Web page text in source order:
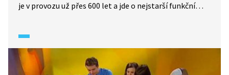
je v provozu už přes 600 let a jde o nejstarší funkční
vyčíst?